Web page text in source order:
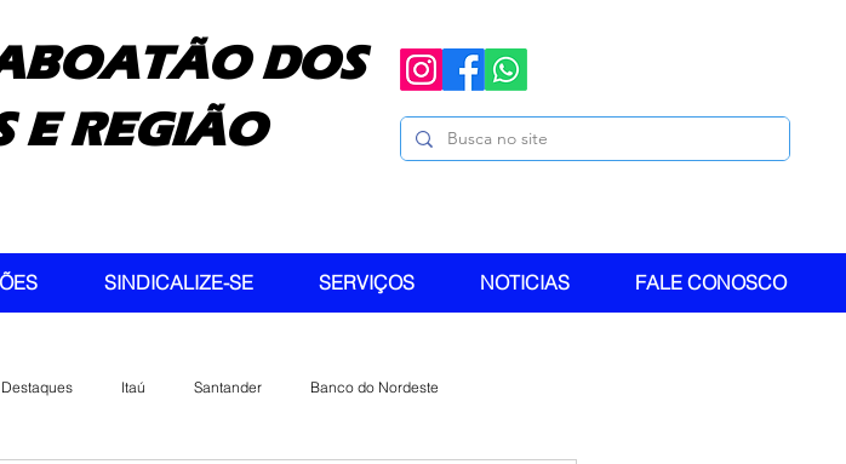
DOS
E REGIÃO
SINDICALIZE-SE SERVIÇOS NOTICIAS FALE CONOSCO
Destaques Itaú Santander Banco do Nordeste